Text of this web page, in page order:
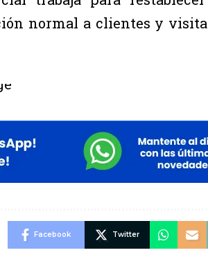
normal a clientes y
Facebook Twitter